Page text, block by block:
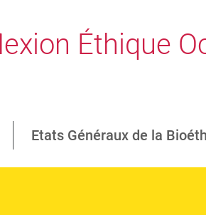
Éthique
Etats Généraux de la